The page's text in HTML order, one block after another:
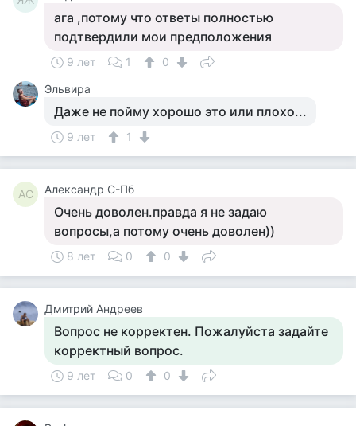
ага ,потому что ответы полностью
подтвердили мои предположения
9 лет 1
0
Эльвира
Даже не пойму хорошо это или плохо...
9 лет 1
АС Александр С-Пб
Очень доволен.правда я не задаю
вопросы,а потому очень доволен))
8 лет 0 0
Дмитрий Андреев
Вопрос не корректен. Пожалуйста задайте
корректный вопрос.
9 лет 0 0